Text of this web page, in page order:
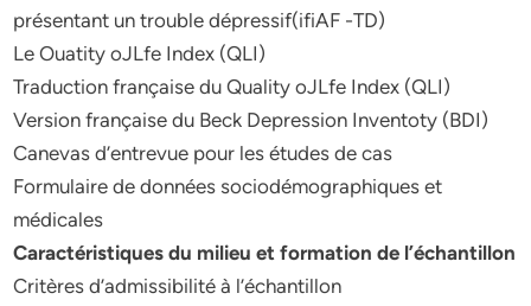
présentant un trouble dépressif(ifiAF -TD)
Le Ouatity oJLfe Index (QLI)
Traduction française du Quality oJLfe Index (QLI)
Version française du Beck Depression Inventoty (BDI)
Canevas d’entrevue pour les études de cas
Formulaire de données sociodémographiques et
médicales
Caractéristiques du milieu et formation de l’échantillon
Critères d’admissibilité à l’échantillon